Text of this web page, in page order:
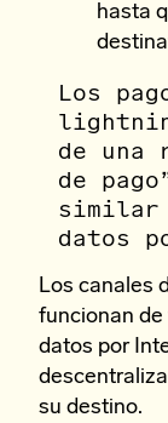
hasta
Los
de una
de
similar
datos
Los canales
funcionan de
datos por
su destino.